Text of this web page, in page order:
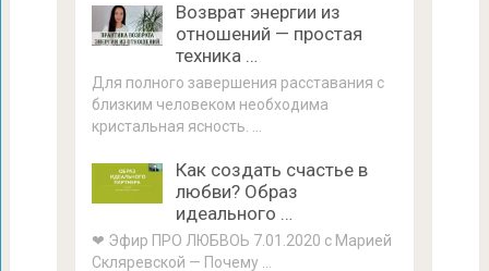
Возврат энергии из
отношений — простая
техника …
Для полного завершения расставания с
близким человеком необходима
кристальная ясность. …
Как создать счастье в
любви? Образ
идеального …
❤ Эфир ПРО ЛЮБВОЬ 7.01.2020 с Марией
Скляревской — Почему …